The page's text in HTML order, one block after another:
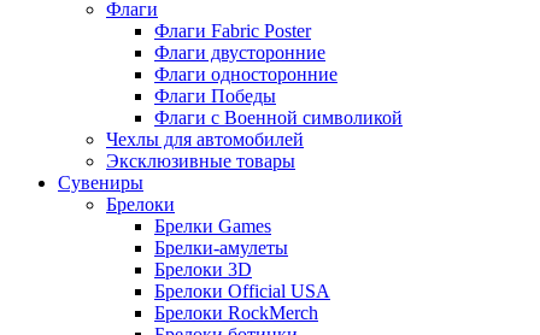
Флаги
Флаги Fabric Poster
Флаги двусторонние
Флаги односторонние
Флаги Победы
Флаги с Военной символикой
Чехлы для автомобилей
Эксклюзивные товары
Сувениры
Брелоки
Брелки Games
Брелки-амулеты
Брелоки 3D
Брелоки Official USA
Брелоки RockMerch